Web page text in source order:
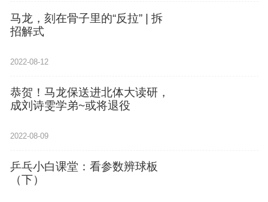
马龙，刻在骨子里的“反拉” | 拆
招解式
2022-08-12
恭贺！马龙保送进北体大读研，
成刘诗雯学弟~或将退役
2022-08-09
乒乓小白课堂：看参数辨球板
（下）